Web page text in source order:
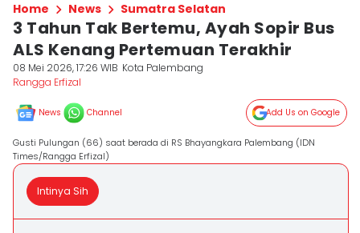
Home News Sumatra Selatan
3 Tahun Tak Bertemu, Ayah Sopir Bus
ALS Kenang Pertemuan Terakhir
08 Mei 2026, 17:26 WIB Kota Palembang
Rangga Erfizal
News Channel Add Us on Google
Gusti Pulungan (66) saat berada di RS Bhayangkara Palembang (IDN
Times/Rangga Erfizal)
Intinya Sih